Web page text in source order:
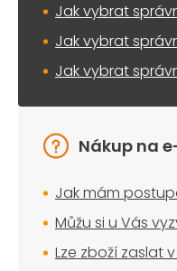
Jak vybrat
Jak vybrat
Jak vybrat
Nákup na
Jak mám
Můžu si u Vás
Lze zboží zaslat